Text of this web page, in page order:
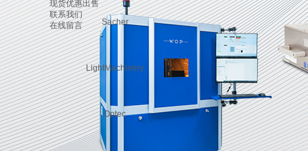
Sacher
LightMachinery
Optec
现货优惠出售
联系我们
在线留言